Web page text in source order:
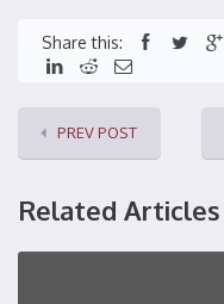
Share this:
PREV POST
Related Articles